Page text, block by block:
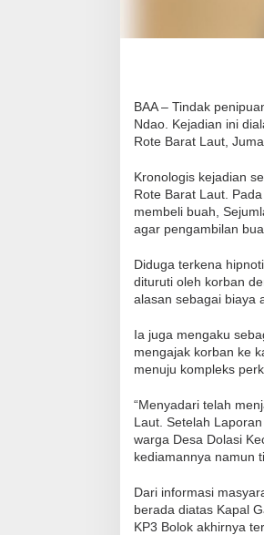
BAA – Tindak
Ndao. Kejadian ini
Rote Barat Laut,
Kronologis kejadian
Rote Barat Laut.
membeli buah,
agar pengambilan
Diduga terkena
dituruti oleh korban
alasan sebagai biaya
Ia juga mengaku
mengajak korban ke
menuju kompleks
“Menyadari telah
Laut. Setelah
warga Desa Dolasi
kediamannya namun
Dari informasi
berada diatas Kapal
KP3 Bolok akhirnya